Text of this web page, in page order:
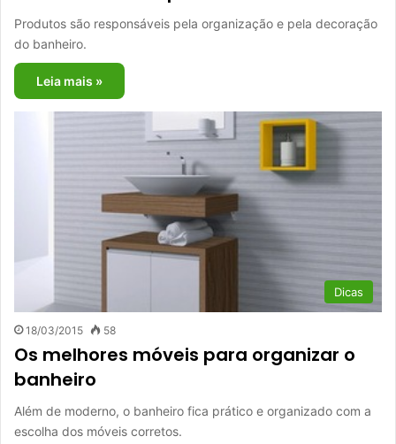
Produtos são responsáveis pela organização e pela decoração
do banheiro.
Leia mais »
Dicas
18/03/2015 58
Os melhores móveis para organizar o
banheiro
Além de moderno, o banheiro fica prático e organizado com a
escolha dos móveis corretos.